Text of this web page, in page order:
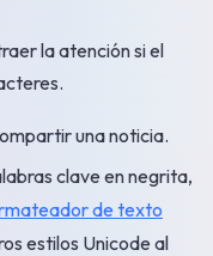
la atención si el
una noticia.
clave en negrita,
de texto
estilos Unicode al